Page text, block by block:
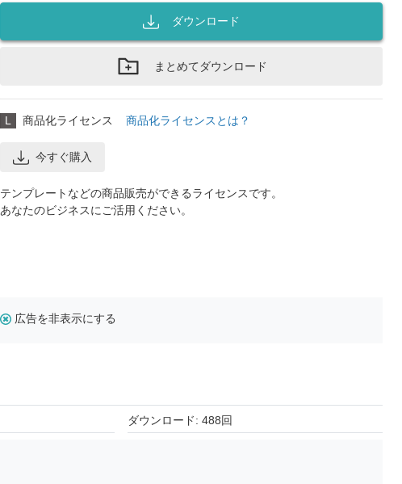
ダウンロード
まとめてダウンロード
L 商品化ライセンス 商品化ライセンスとは？
今すぐ購入
テンプレートなどの商品販売ができるライセンスです。
あなたのビジネスにご活用ください。
広告を非表示にする
ダウンロード: 488回